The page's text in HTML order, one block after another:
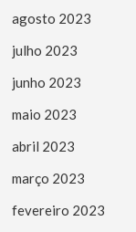
agosto 2023
julho 2023
junho 2023
maio 2023
abril 2023
março 2023
fevereiro 2023